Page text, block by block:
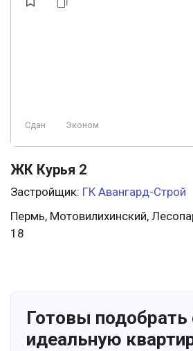
Сдан Эконом
ЖК Курья 2
Застройщик: ГК Авангард-Строй
Пермь, Мотовилихинский,
18
Готовы
идеальную